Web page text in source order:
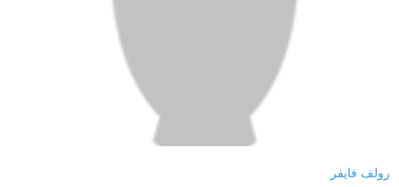
رولف فايفر